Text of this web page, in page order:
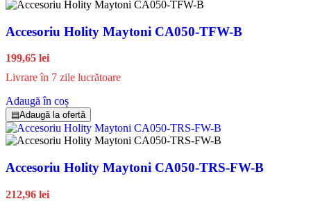
Accesoriu Holity Maytoni CA050-TFW-B
199,65 lei
Livrare în 7 zile lucrătoare
Adaugă în coș
▤Adaugă la ofertă
Accesoriu Holity Maytoni CA050-TRS-FW-B
212,96 lei